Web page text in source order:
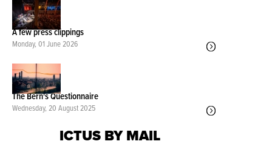
A few press clippings
Monday, 01 June 2026
The Bern's Questionnaire
Wednesday, 20 August 2025
ICTUS BY MAIL